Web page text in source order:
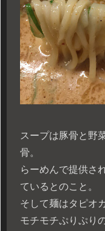
スープは豚骨と野
骨。
らーめんで提供さ
ているとのこと。
そして麺はタピオ
モチモチぷりぷり